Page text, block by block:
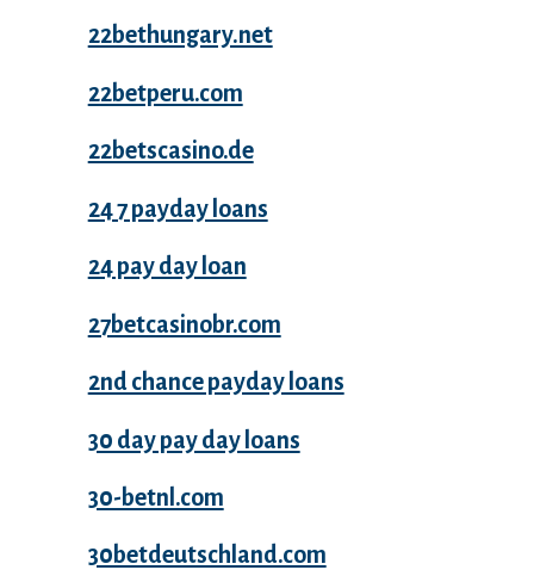
22bethungary.net
22betperu.com
22betscasino.de
24 7 payday loans
24 pay day loan
27betcasinobr.com
2nd chance payday loans
30 day pay day loans
30-betnl.com
30betdeutschland.com